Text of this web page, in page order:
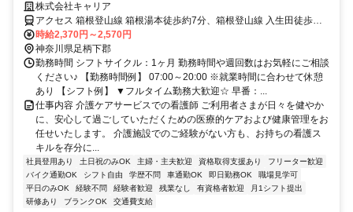
◎≪神奈川県足柄下郡箱根町周辺≫
株式会社キャリア
アクセス 箱根登山線 箱根湯本徒歩約7分、箱根登山線 入生田徒歩約
18分、箱根登山線 塔ノ沢徒歩約26分
時給2,370円～2,570円
神奈川県足柄下郡
勤務時間 シフトサイクル：1ヶ月 勤務時間や週回数はお気軽にご相談
ください♪ 【勤務時間例】 07:00～20:00 ※就業時間に合わせて休憩
あり 【シフト例】 ▼フルタイム勤務大歓迎☆ 早番：...
仕事内容 介護ケアサービスでの看護師 ご利用者さまが日々を健やか
に、安心して過ごしていただくための医療的ケアおよび健康管理をお
任せいたします。 介護施設でのご経験がない方も、お持ちの看護ス
キルを存分に...
社員登用あり 土日祝のみOK 主婦・主夫歓迎 資格取得支援あり
フリーター歓迎
バイク通勤OK
シフト自由 学歴不問 車通勤OK 即日勤務OK
職場見学可
平日のみOK
経験不問 経験者歓迎 残業なし 有資格者歓迎
月1シフト提出
研修あり
ブランクOK 交通費支給